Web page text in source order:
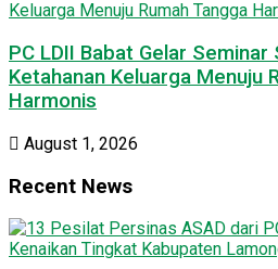
PC LDII Babat Gelar
Ketahanan Keluarga Menuju
Harmonis
August 1, 2026
Recent News